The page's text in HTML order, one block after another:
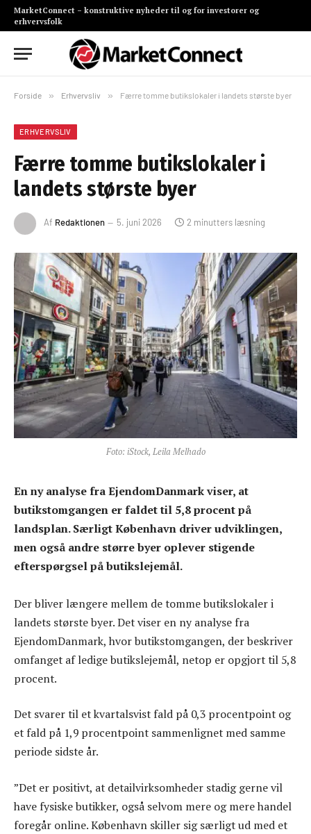
MarketConnect – konstruktive nyheder til og for investorer og
erhvervsfolk
Forside » Erhvervsliv » Færre tomme butikslokaler i landets største byer
ERHVERVSLIV
Færre tomme butikslokaler i
landets største byer
Af Redaktionen 5. juni 2026 2 minutters læsning
Foto: iStock, Leila Melhado
En ny analyse fra EjendomDanmark viser, at
butikstomgangen er faldet til 5,8 procent på
landsplan. Særligt København driver udviklingen,
men også andre større byer oplever stigende
efterspørgsel på butikslejemål.
Der bliver længere mellem de tomme butikslokaler i
landets største byer. Det viser en ny analyse fra
EjendomDanmark, hvor butikstomgangen, der beskriver
omfanget af ledige butikslejemål, netop er opgjort til 5,8
procent.
Det svarer til et kvartalsvist fald på 0,3 procentpoint og
et fald på 1,9 procentpoint sammenlignet med samme
periode sidste år.
”Det er positivt, at detailvirksomheder stadig gerne vil
have fysiske butikker, også selvom mere og mere handel
foregår online. København skiller sig særligt ud med et